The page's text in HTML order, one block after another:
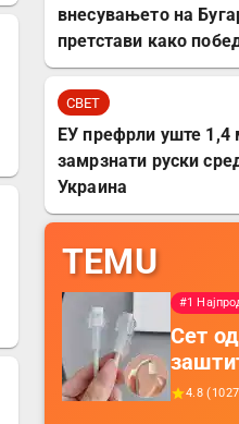
внесувањето на
претстави како
СВЕТ
ЕУ префрли уште 1,4
замрзнати руски
Украина
TEMU
#1
Сет
4.8 (